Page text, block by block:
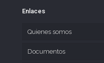
Enlaces
Quienes somos
Documentos